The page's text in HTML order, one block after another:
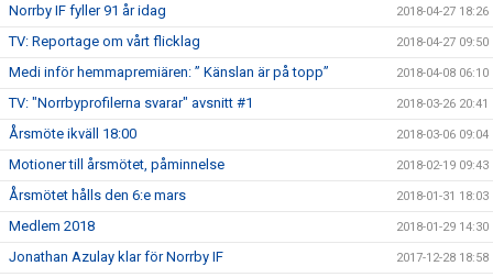
Norrby IF fyller 91 år idag 2018-04-27 18:26
TV: Reportage om vårt flicklag 2018-04-27 09:50
Medi inför hemmapremiären: ” Känslan är på topp” 2018-04-08 06:10
TV: "Norrbyprofilerna svarar" avsnitt #1 2018-03-26 20:41
Årsmöte ikväll 18:00 2018-03-06 09:04
Motioner till årsmötet, påminnelse 2018-02-19 09:43
Årsmötet hålls den 6:e mars 2018-01-31 18:03
Medlem 2018 2018-01-29 14:30
Jonathan Azulay klar för Norrby IF 2017-12-28 18:58